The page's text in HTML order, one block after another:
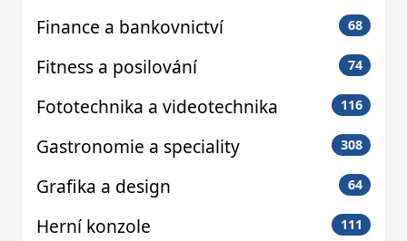
Finance a bankovnictví 68
Fitness a posilování 74
Fototechnika a videotechnika 116
Gastronomie a speciality 308
Grafika a design 64
Herní konzole 111